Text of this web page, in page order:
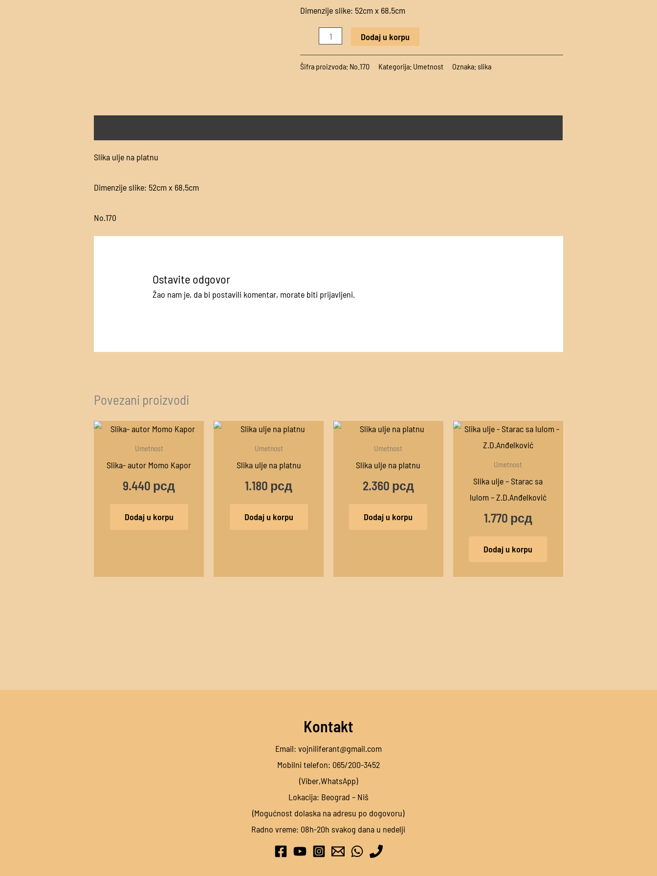
Dimenzije slike: 52cm x 68,5cm
Dodaj u korpu
Šifra proizvoda: No.170 Kategorija: Umetnost Oznaka: slika
Slika ulje na platnu
Dimenzije slike: 52cm x 68,5cm
No.170
Ostavite odgovor
Žao nam je, da bi postavili komentar, morate biti prijavljeni.
Povezani proizvodi
Umetnost
Slika- autor Momo Kapor
9.440 рсд
Dodaj u korpu
Umetnost
Slika ulje na platnu
1.180 рсд
Dodaj u korpu
Umetnost
Slika ulje na platnu
2.360 рсд
Dodaj u korpu
Umetnost
Slika ulje – Starac sa
lulom – Z.D.Anđelković
1.770 рсд
Dodaj u korpu
Kontakt
Email: vojniliferant@gmail.com
Mobilni telefon: 065/200-3452
(Viber,WhatsApp)
Lokacija: Beograd – Niš
(Mogućnost dolaska na adresu po dogovoru)
Radno vreme: 08h-20h svakog dana u nedelji